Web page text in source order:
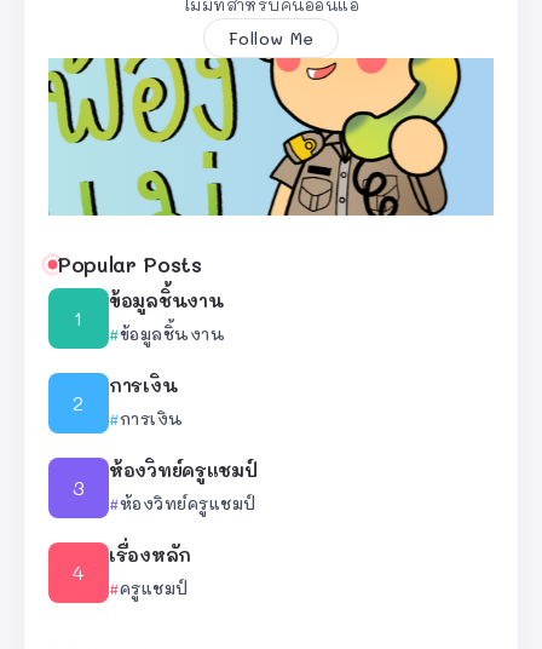
ไม่มีที่สำหรับคนอ่อนแอ
Follow Me
Popular Posts
ข้อมูลชิ้นงาน
ข้อมูลชิ้นงาน
การเงิน
การเงิน
ห้องวิทย์ครูแชมป์
ห้องวิทย์ครูแชมป์
เรื่องหลัก
ครูแชมป์